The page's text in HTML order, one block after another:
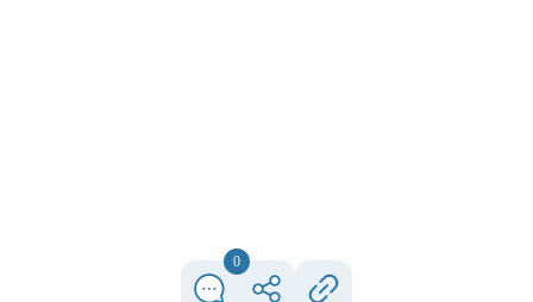
0